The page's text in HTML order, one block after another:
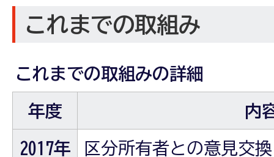
これまでの取組み
これまでの取組みの詳細
年度 内
2017年 区分所有者との意見交換